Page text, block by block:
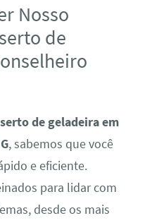
Nosso
de
de geladeira em
, sabemos que você
e eficiente.
para lidar com
desde os mais